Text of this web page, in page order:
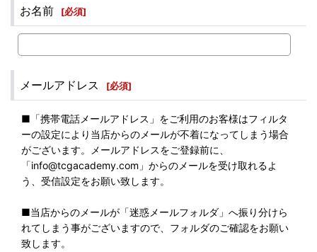
お名前 [必須]
メールアドレス [必須]
■「携帯電話メールアドレス」をご利用のお客様はフィルタ
ーの設定により当店からのメールが不着になってしまう場合
がございます。メールアドレスをご登録前に、
「info@tcgacademy.com」からのメールを受け取れるよ
う、受信設定をお願い致します。
■当店からのメールが「迷惑メールフォルダ」へ振り分けら
れてしまう事がございますので、フォルダのご確認をお願い
致します。